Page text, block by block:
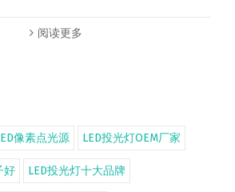
阅读更多
像素点光源 LED投光灯OEM厂家
好 LED投光灯十大品牌